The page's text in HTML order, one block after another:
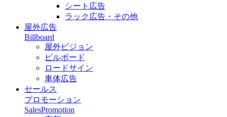
シート広告
ラック広告・その他
屋外広告
Billboard
屋外ビジョン
ビルボード
ロードサイン
車体広告
セールス
プロモーション
SalesPromotion